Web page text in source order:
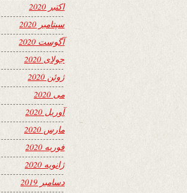
اکتبر 2020
سپتامبر 2020
آگوست 2020
جولای 2020
ژوئن 2020
می 2020
آوریل 2020
مارس 2020
فوریه 2020
ژانویه 2020
دسامبر 2019